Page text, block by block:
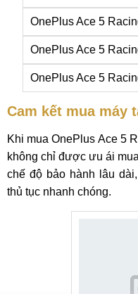
OnePlus Ace 5
OnePlus Ace 5
OnePlus Ace 5
Cam kết mua máy
Khi mua OnePlus Ace 5
không chỉ được ưu ái
chế độ bảo hành lâu
thủ tục nhanh chóng.